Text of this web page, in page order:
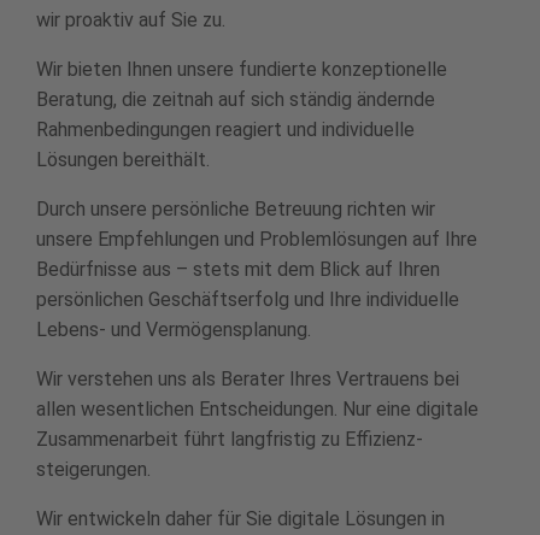
wir proaktiv auf Sie zu.
Wir bieten Ihnen unsere fundierte konzeptionelle
Beratung, die zeitnah auf sich ständig ändernde
Rahmenbedingungen reagiert und individuelle
Lösungen bereithält.
Durch unsere persönliche Betreuung richten wir
unsere Empfehlungen und Problemlösungen auf Ihre
Bedürfnisse aus – stets mit dem Blick auf Ihren
persönlichen Geschäfts­erfolg und Ihre individuelle
Lebens- und Vermögensplanung.
Wir verstehen uns als Berater Ihres Vertrauens bei
allen wesentlichen Entscheidungen. Nur eine digitale
Zusammen­arbeit führt langfristig zu Effizienz­
steigerungen.
Wir entwickeln daher für Sie digitale Lösungen in